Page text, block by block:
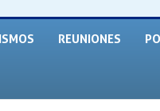
REUNIONES